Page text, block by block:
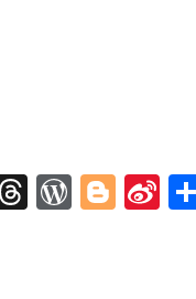
X Threads